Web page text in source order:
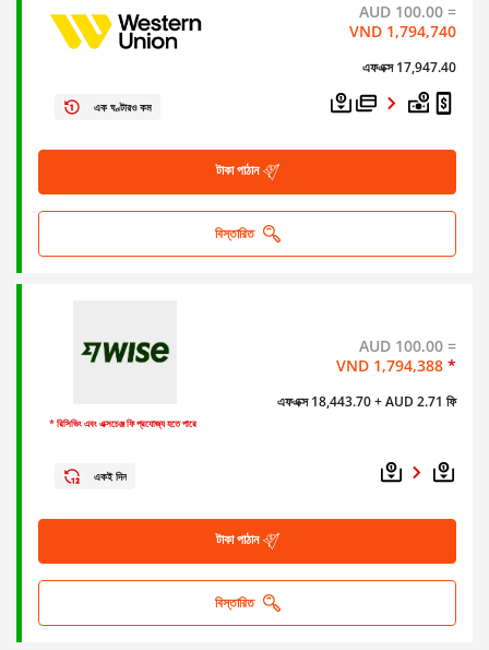
AUD 100.00 =
VND 1,794,740
এফএক্স 17,947.40
এক ঘণ্টারও কম
টাকা পাঠান
বিস্তারিত
* রিসিভিং এবং এক্সচেঞ্জ ফি প্রযোজ্য হতে পারে
AUD 100.00 =
VND 1,794,388 *
এফএক্স 18,443.70+ AUD 2.71 ফি
একই দিন
টাকা পাঠান
বিস্তারিত